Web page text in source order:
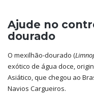
Ajude no
dourado
O mexilhão-dourado (
exótico de água doce,
Asiático, que chegou ao
Navios Cargueiros.